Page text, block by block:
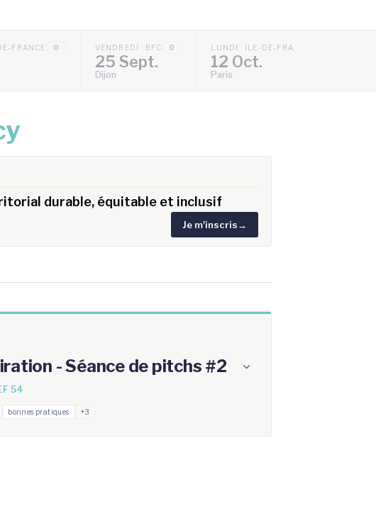
FRANCE 0 VENDREDI · BFC 0
25 Sept.
Dijon
LUNDI · ÎLE-DE-FRANCE
12 Oct.
Paris
durable, équitable et inclusif
Je m'inscris→
- Séance de pitchs #2
54
bonnes pratiques +3